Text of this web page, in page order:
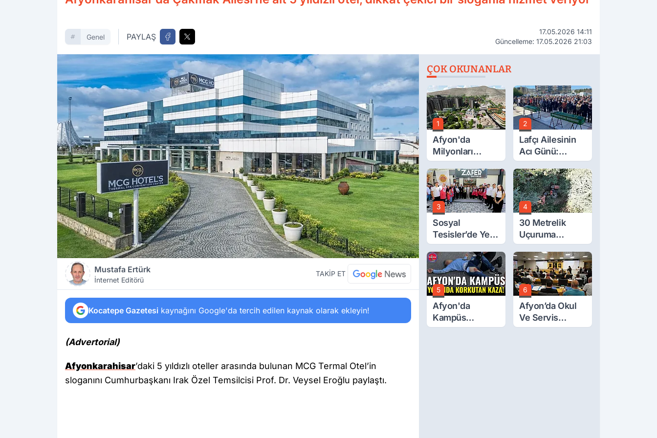
Genel PAYLAŞ
17.05.2026 14:11
Güncelleme: 17.05.2026 21:03
Mustafa Ertürk
İnternet Editörü
TAKİP ET
Kocatepe Gazetesi kaynağını Google'da tercih edilen kaynak olarak ekleyin!
(Advertorial)
Afyonkarahisar’daki 5 yıldızlı oteller arasında bulunan MCG Termal Otel’in
sloganını Cumhurbaşkanı Irak Özel Temsilcisi Prof. Dr. Veysel Eroğlu paylaştı.
ÇOK OKUNANLAR
1
Afyon'da
Milyonları
İlgilendiren
Açıklama! Tarih
Netleşti!
2
Lafçı Ailesinin
Acı Günü:
Beytullah Lafçı
Vefat Etti
3
Sosyal
Tesisler’de Yeni
Tarife Belli Oldu
4
30 Metrelik
Uçuruma
Yuvarlanan
Traktörden Sağ
Çıktılar
5
Afyon'da
Kampüs
Yolunda
6
Afyon’da Okul
Ve Servis
Ücretleri